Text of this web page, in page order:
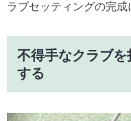
ラブセッティングの完成
不得手なクラブ
する